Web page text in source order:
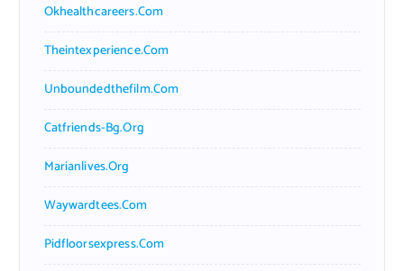
Okhealthcareers.com
Theintexperience.com
Unboundedthefilm.com
Catfriends-Bg.org
Marianlives.org
Waywardtees.com
Pidfloorsexpress.com